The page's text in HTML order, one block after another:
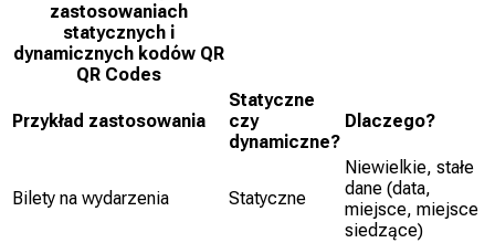
zastosowaniach
statycznych i
dynamicznych kodów QR
QR Codes
Przykład zastosowania
Statyczne
czy
dynamiczne?
Dlaczego?
Bilety na wydarzenia Statyczne
Niewielkie, stałe
dane (data,
miejsce, miejsce
siedzące)